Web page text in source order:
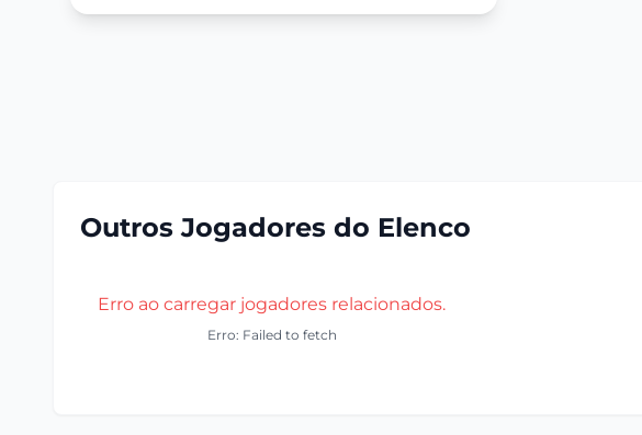
Outros Jogadores do Elenco
Erro ao carregar jogadores relacionados.
Erro: Failed to fetch